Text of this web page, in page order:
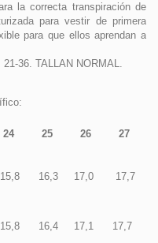
la correcta transpiración de
para vestir de primera
para que ellos aprendan a
36. TALLAN NORMAL.
24 25 26 27
15,8 16,3 17,0 17,7
15,8 16,4 17,1 17,7